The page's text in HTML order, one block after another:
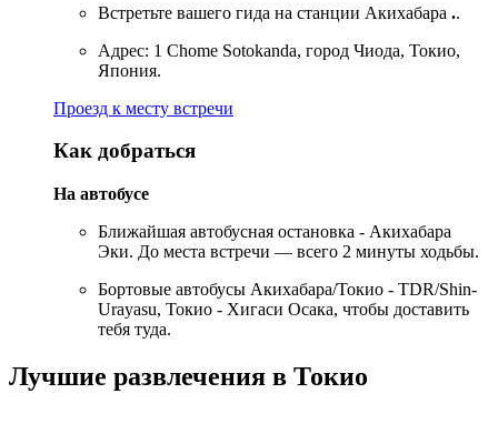
Встретьте вашего гида на станции Акихабара ..
Адрес: 1 Chome Sotokanda, город Чиода, Токио,
Япония.
Проезд к месту встречи
Как добраться
На автобусе
Ближайшая автобусная остановка - Акихабара
Эки. До места встречи — всего 2 минуты ходьбы.
Бортовые автобусы Акихабара/Токио - TDR/Shin-
Urayasu, Токио - Хигаси Осака, чтобы доставить
тебя туда.
Лучшие развлечения в Токио